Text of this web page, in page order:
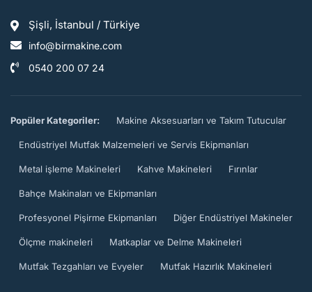
Şişli, İstanbul / Türkiye
info@birmakine.com
0540 200 07 24
Popüler Kategoriler: Makine Aksesuarları ve Takım Tutucular
Endüstriyel Mutfak Malzemeleri ve Servis Ekipmanları
Metal işleme Makineleri Kahve Makineleri Fırınlar
Bahçe Makinaları ve Ekipmanları
Profesyonel Pişirme Ekipmanları Diğer Endüstriyel Makineler
Ölçme makineleri Matkaplar ve Delme Makineleri
Mutfak Tezgahları ve Evyeler Mutfak Hazırlık Makineleri